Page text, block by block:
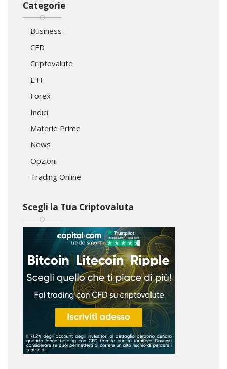
Categorie
Business
CFD
Criptovalute
ETF
Forex
Indici
Materie Prime
News
Opzioni
Trading Online
Scegli la Tua Criptovaluta